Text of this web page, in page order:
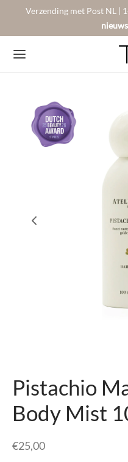
Verzending met Post NL |
Pistachio
Body Mist
€25,00
Favorites
& Schalen